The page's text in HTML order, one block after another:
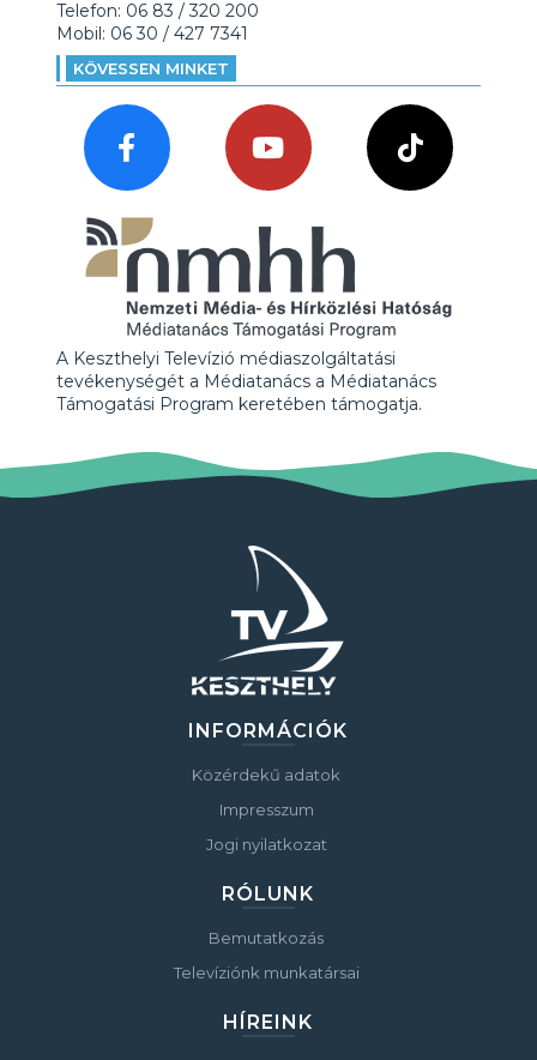
Telefon: 06 83 / 320 200
Mobil: 06 30 / 427 7341
KÖVESSEN MINKET
A Keszthelyi Televízió médiaszolgáltatási
tevékenységét a Médiatanács a Médiatanács
Támogatási Program keretében támogatja.
INFORMÁCIÓK
Közérdekű adatok
Impresszum
Jogi nyilatkozat
RÓLUNK
Bemutatkozás
Televíziónk munkatársai
HÍREINK